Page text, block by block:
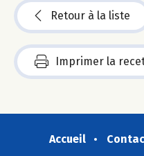
Retour à la liste
Imprimer la
Accueil